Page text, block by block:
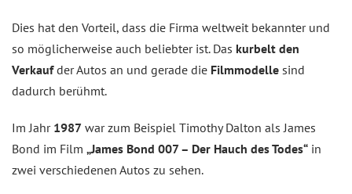
Dies hat den Vorteil, dass die Firma weltweit bekannter und
so möglicherweise auch beliebter ist. Das kurbelt den
Verkaufder Autos an und gerade die Filmmodelle sind
dadurch berühmt.
Im Jahr 1987 war zum Beispiel Timothy Dalton als James
Bond im Film „James Bond 007 – Der Hauch des Todes“ in
zwei verschiedenen Autos zu sehen.